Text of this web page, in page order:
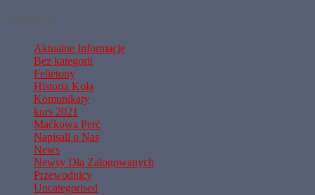
Aktualne Informacje
Bez kategorii
Felietony
Historia Koła
Komunikaty
kurs 2021
Maćkowa Perć
Napisali o Nas
News
Newsy Dla Zalogowanych
Przewodnicy
Uncategorised